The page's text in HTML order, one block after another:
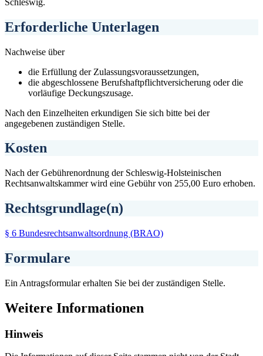
Erforderliche Unterlagen
Nachweise über
die Erfüllung der Zulassungsvoraussetzungen,
die abgeschlossene Berufshaftpflichtversicherung oder die
vorläufige Deckungszusage.
Nach den Einzelheiten erkundigen Sie sich bitte bei der
angegebenen zuständigen Stelle.
Kosten
Nach der Gebührenordnung der Schleswig-Holsteinischen
Rechtsanwaltskammer wird eine Gebühr von 255,00 Euro erhoben.
Rechtsgrundlage(n)
§ 6 Bundesrechtsanwaltsordnung (BRAO)
Formulare
Ein Antragsformular erhalten Sie bei der zuständigen Stelle.
Weitere Informationen
Hinweis